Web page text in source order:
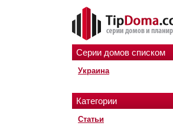
Серии домов списком
Украина
Категории
Статьи